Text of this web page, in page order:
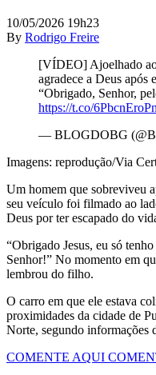
10/05/2026 19h23
By Rodrigo Freire
[VÍDEO] Ajoelhado
agradece a Deus após
“Obrigado, Senhor,
https://t.co/6PbcnEroPn
— BLOGDOBG
Imagens: reprodução/Via
Um homem que sobreviveu
seu veículo foi filmado ao
Deus por ter escapado do
“Obrigado Jesus, eu só
Senhor!” No momento em
lembrou do filho.
O carro em que ele estava
proximidades da cidade de
Norte, segundo informações
COMENTE AQUI